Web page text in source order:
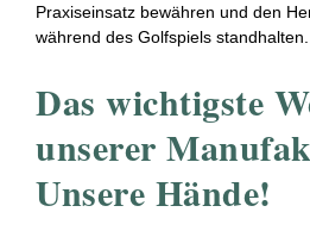
Praxiseinsatz bewähren und den
während des Golfspiels standhalten.
Das wichtigste
unserer
Unsere Hände!